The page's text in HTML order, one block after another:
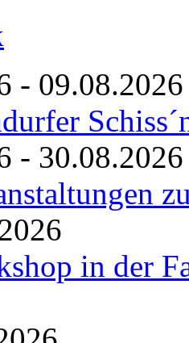
- 09.08.2026
- 30.08.2026
in der